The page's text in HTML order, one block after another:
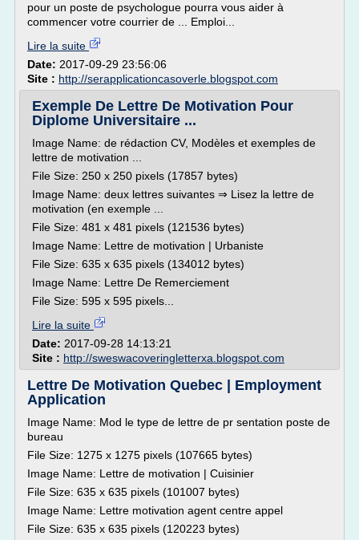
pour un poste de psychologue pourra vous aider à
commencer votre courrier de ... Emploi...
Lire la suite
Date: 2017-09-29 23:56:06
Site : http://serapplicationcasoverle.blogspot.com
Exemple De Lettre De Motivation Pour
Diplome Universitaire ...
Image Name: de rédaction CV, Modèles et exemples de
lettre de motivation ...
File Size: 250 x 250 pixels (17857 bytes)
Image Name: deux lettres suivantes ⇒ Lisez la lettre de
motivation (en exemple ...
File Size: 481 x 481 pixels (121536 bytes)
Image Name: Lettre de motivation | Urbaniste
File Size: 635 x 635 pixels (134012 bytes)
Image Name: Lettre De Remerciement
File Size: 595 x 595 pixels...
Lire la suite
Date: 2017-09-28 14:13:21
Site : http://sweswacoveringletterxa.blogspot.com
Lettre De Motivation Quebec | Employment
Application
Image Name: Mod le type de lettre de pr sentation poste de
bureau
File Size: 1275 x 1275 pixels (107665 bytes)
Image Name: Lettre de motivation | Cuisinier
File Size: 635 x 635 pixels (101007 bytes)
Image Name: Lettre motivation agent centre appel
File Size: 635 x 635 pixels (120223 bytes)